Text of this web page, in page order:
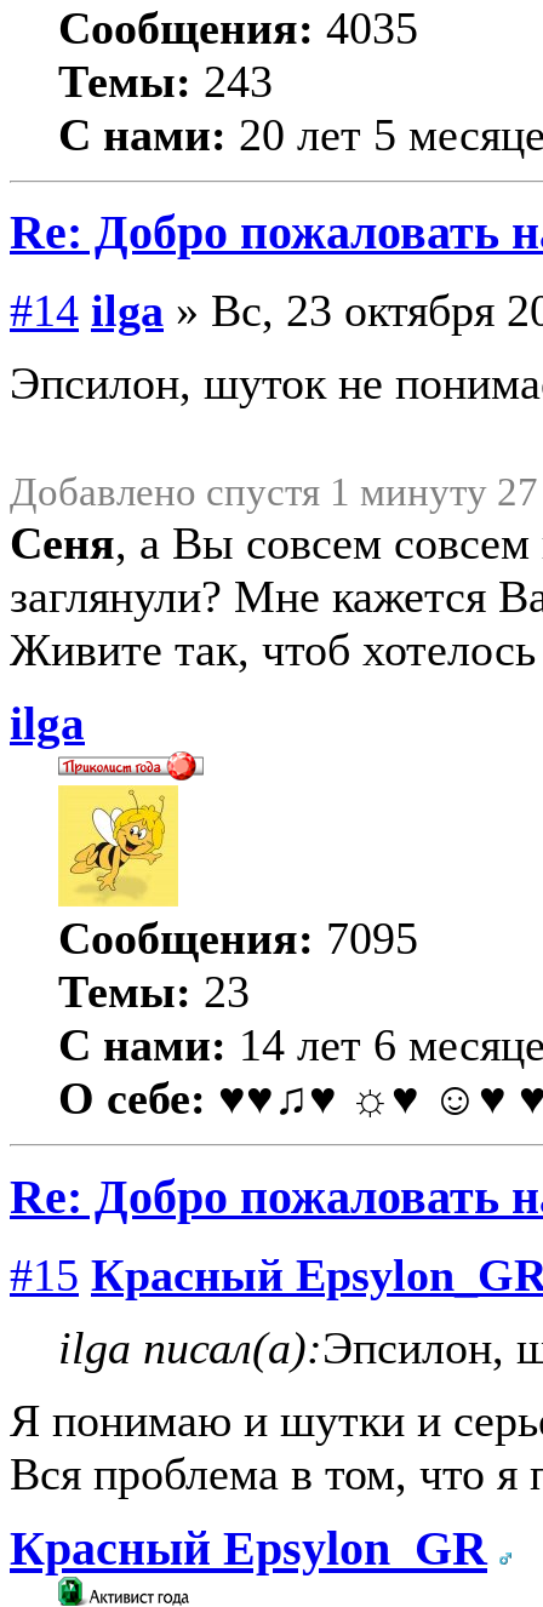
Сообщения: 4035
Темы: 243
С нами: 20 лет 5
Re: Добро пожаловать
#14 ilga » Вс, 23 октября
Эпсилон, шуток не
Добавлено спустя 1 минуту
Сеня, а Вы совсем
заглянули? Мне кажется
Живите так, чтоб
ilga
Сообщения: 7095
Темы: 23
С нами: 14 лет 6
О себе: ♥♥♫♥ ☼♥ ☺♥
Re: Добро пожаловать
#15 Красный
ilga писал(а):Эпсилон,
Я понимаю и шутки и
Вся проблема в том, что
Красный Epsylon_GR